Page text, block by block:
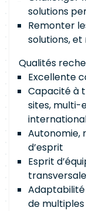
solutions
Remonter
solutions,
Qualités
Excellente
Capacité à
sites, multi-
Autonomie,
d’esprit
Esprit
de